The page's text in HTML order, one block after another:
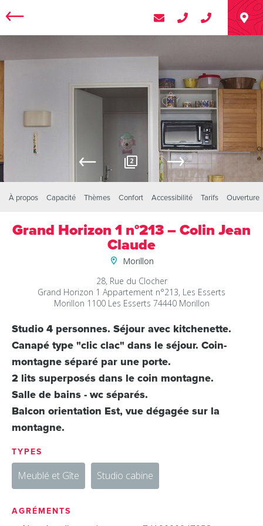
2
À propos Capacité Thèmes Confort Accessibilité Tarifs Ouverture
Grand Horizon 1 n°213 – Colin Jean
Claude
Morillon
28, Rue du Clocher
Grand Horizon 1 Appartement n°213, Les Esserts
Morillon 1100 Les Esserts 74440 Morillon
Studio 4 personnes. Séjour avec kitchenette.
Canapé type "clic clac" dans le séjour. Coin-
montagne séparé par une porte.
2 lits superposés dans le coin montagne.
Salle de bains - wc séparés.
Balcon orientation Est, vue dégagée sur la
montagne.
TYPES
Meublé et Gîte Studio cabine
AGRÉMENTS